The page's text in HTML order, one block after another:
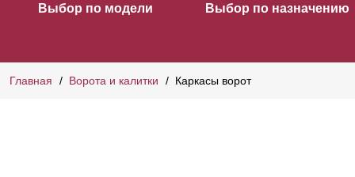
Выбор по модели Выбор по назначению
Главная Ворота и калитки Каркасы ворот